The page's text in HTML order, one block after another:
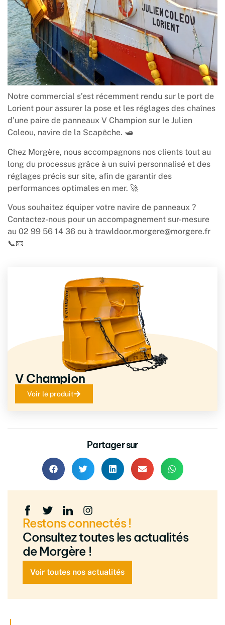
Notre commercial s’est récemment rendu sur le port de
Lorient pour assurer la pose et les réglages des chaînes
d’une paire de panneaux V Champion sur le Julien
Coleou, navire de la Scapêche. 🛥️
Chez Morgère, nous accompagnons nos clients tout au
long du processus grâce à un suivi personnalisé et des
réglages précis sur site, afin de garantir des
performances optimales en mer. 🚀
Vous souhaitez équiper votre navire de panneaux ?
Contactez-nous pour un accompagnement sur-mesure
au 02 99 56 14 36 ou à trawldoor.morgere@morgere.fr
📞📧
V Champion
Voir le produit
Partager sur
Restons connectés !
Consultez toutes les actualités
de Morgère !
Voir toutes nos actualités